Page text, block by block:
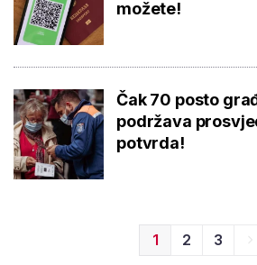
možete!
Čak 70 posto
podržava
potvrda!
1 2 3